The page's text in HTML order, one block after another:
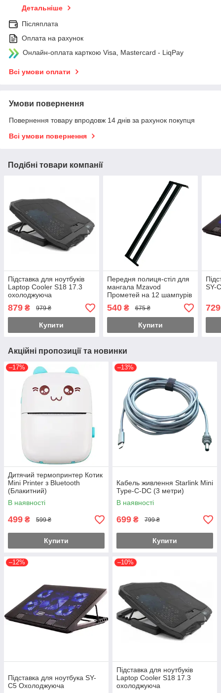
Детальніше
Післяплата
Оплата на рахунок
Онлайн-оплата карткою Visa, Mastercard - LiqPay
Всі умови оплати
Умови повернення
Повернення товару впродовж 14 днів за рахунок покупця
Всі умови повернення
Подібні товари компанії
Підставка для ноутбуків
Laptop Cooler S18 17.3
охолоджуюча
879 ₴ 979 ₴
Купити
Передня полиця-стіл для
мангала Mzavod
Прометей на 12 шампурів
метал Чорний
540₴ 675 ₴
Купити
SY-
729
Акційні пропозиції та новинки
–17%
Дитячий термопринтер Котик
Mini Printer з Bluetooth
(Блакитний)
В наявності
499 ₴ 599 ₴
Купити
–13%
Кабель живлення Starlink Mini
Type-C-DC (3 метри)
В наявності
699 ₴ 799 ₴
Купити
–12%
Підставка для ноутбука SY-
C5 Охолоджуюча
–10%
Підставка для ноутбуків
Laptop Cooler S18 17.3
охолоджуюча